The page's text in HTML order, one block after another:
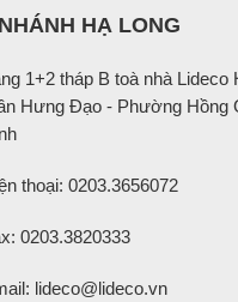
còn lại, kiến nghị với
tích mà Lideco gặp khó
HẠ LONG
1+2 tháp B toà nhà
Hưng Đạo - Phường Hồng
thoại: 0203.3656072
0203.3820333
lideco@lideco.vn